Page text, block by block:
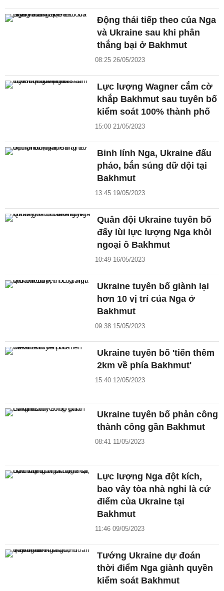
Động thái tiếp theo của Nga
và Ukraine sau khi phân
thắng bại ở Bakhmut
08:25 26/05/2023
Lực lượng Wagner cắm cờ
khắp Bakhmut sau tuyên bố
kiểm soát 100% thành phố
15:00 21/05/2023
Binh lính Nga, Ukraine đấu
pháo, bắn súng dữ dội tại
Bakhmut
13:45 19/05/2023
Quân đội Ukraine tuyên bố
đẩy lùi lực lượng Nga khỏi
ngoại ô Bakhmut
10:49 16/05/2023
Ukraine tuyên bố giành lại
hơn 10 vị trí của Nga ở
Bakhmut
09:38 15/05/2023
Ukraine tuyên bố 'tiến thêm
2km về phía Bakhmut'
15:40 12/05/2023
Ukraine tuyên bố phản công
thành công gần Bakhmut
08:41 11/05/2023
Lực lượng Nga đột kích,
bao vây tòa nhà nghi là cứ
điểm của Ukraine tại
Bakhmut
11:46 09/05/2023
Tướng Ukraine dự đoán
thời điểm Nga giành quyền
kiểm soát Bakhmut